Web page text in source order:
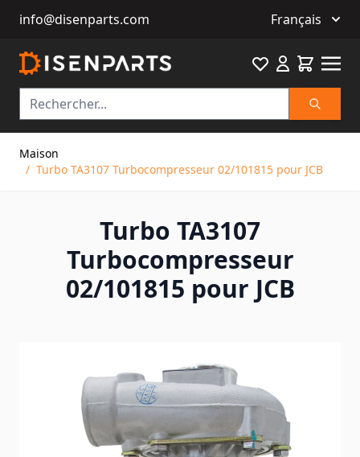
info@disenparts.com Français
FavouriteCart
Maison
/ Turbo TA3107 Turbocompresseur 02/101815 pour JCB
Turbo TA3107
Turbocompresseur
02/101815 pour JCB